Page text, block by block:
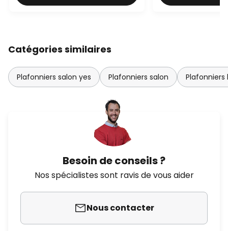
Catégories similaires
Plafonniers salon yes Plafonniers salon Plafonniers
Besoin de conseils ?
Nos spécialistes sont ravis de vous aider
Nous contacter